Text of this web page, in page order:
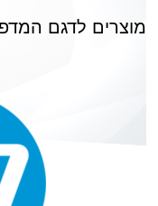
מוצרים לדגם